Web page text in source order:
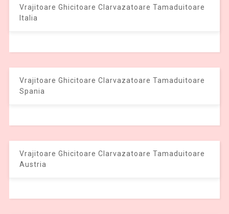
Vrajitoare Ghicitoare Clarvazatoare Tamaduitoare
Italia
Vrajitoare Ghicitoare Clarvazatoare Tamaduitoare
Spania
Vrajitoare Ghicitoare Clarvazatoare Tamaduitoare
Austria